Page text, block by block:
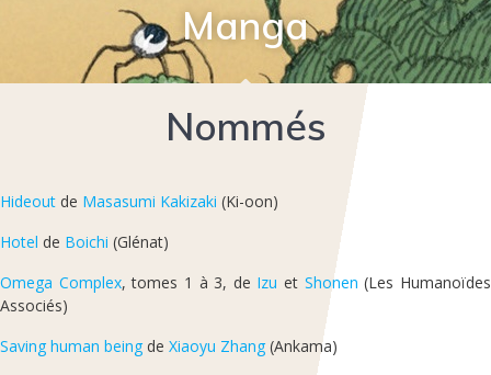
Manga
Nommés
Hideout de Masasumi Kakizaki (Ki-oon)
Hotel de Boichi (Glénat)
Omega Complex, tomes 1 à 3, de Izu et Shonen (Les Humanoïdes
Associés)
Saving human being de Xiaoyu Zhang (Ankama)